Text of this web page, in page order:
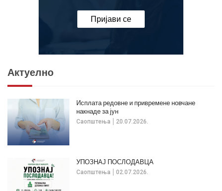
Пријави се
Актуелно
Саопштења 20.07.2026.
Исплата редовне и привремене новчане
накнаде за јун
Саопштења 02.07.2026.
УПОЗНАЈ ПОСЛОДАВЦА